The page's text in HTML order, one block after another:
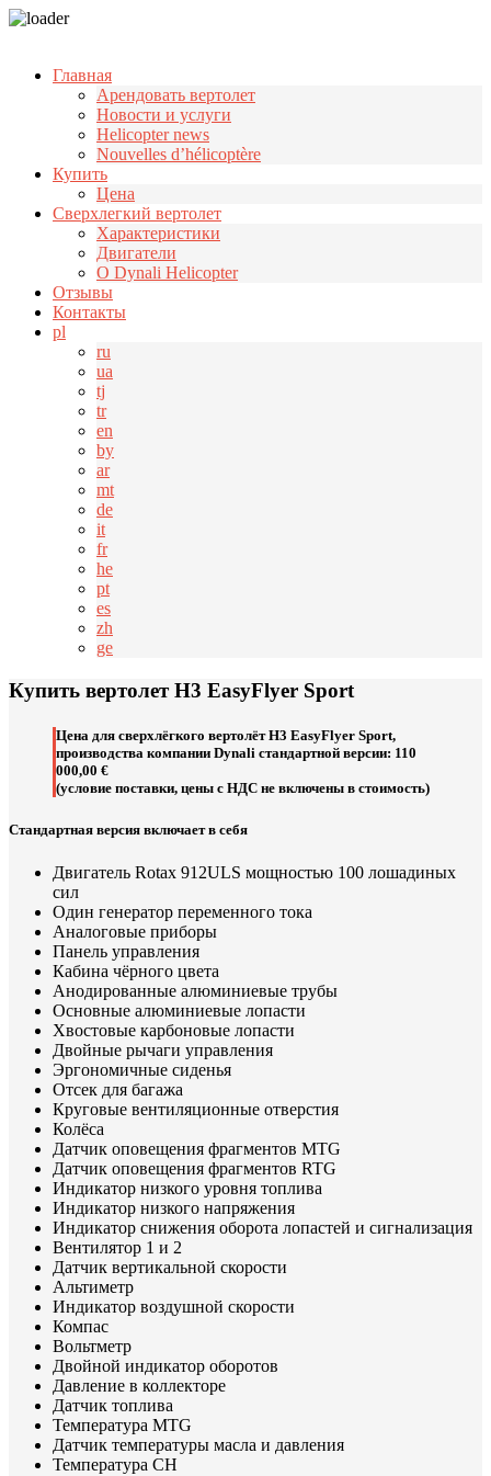
Главная
Арендовать вертолет
Новости и услуги
Helicopter news
Nouvelles d’hélicoptère
Купить
Цена
Cверхлегкий вертолет
Характеристики
Двигатели
О Dynali Helicopter
Отзывы
Контакты
pl
ru
ua
tj
tr
en
by
ar
mt
de
it
fr
he
pt
es
zh
ge
Купить вертолет H3 EasyFlyer Sport
Цена для сверхлёгкого вертолёт H3 EasyFlyer Sport,
производства компании Dynali стандартной версии: 110
000,00 €
(условие поставки, цены с НДС не включены в стоимость)
Стандартная версия включает в себя
Двигатель Rotax 912ULS мощностью 100 лошадиных
сил
Один генератор переменного тока
Аналоговые приборы
Панель управления
Кабина чёрного цвета
Анодированные алюминиевые трубы
Основные алюминиевые лопасти
Хвостовые карбоновые лопасти
Двойные рычаги управления
Эргономичные сиденья
Отсек для багажа
Круговые вентиляционные отверстия
Колёса
Датчик оповещения фрагментов MTG
Датчик оповещения фрагментов RTG
Индикатор низкого уровня топлива
Индикатор низкого напряжения
Индикатор снижения оборота лопастей и сигнализация
Вентилятор 1 и 2
Датчик вертикальной скорости
Альтиметр
Индикатор воздушной скорости
Компас
Вольтметр
Двойной индикатор оборотов
Давление в коллекторе
Датчик топлива
Температура MTG
Датчик температуры масла и давления
Температура CH